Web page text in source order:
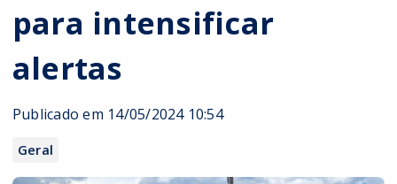
para intensificar
alertas
Publicado em 14/05/2024 10:54
Geral